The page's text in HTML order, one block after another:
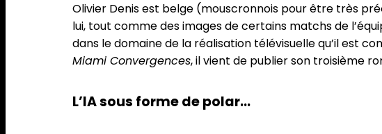
Olivier Denis est belge (mouscronnois pour être très
lui, tout comme des images de certains matchs de
dans le domaine de la réalisation télévisuelle qu’il est
Miami Convergences, il vient de publier son troisième
L’IA sous forme de polar…